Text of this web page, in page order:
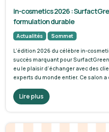
in-cosmetics 2026 :
formulation durable
Actualités Sommet
L’édition 2026 du célèbre in-
succès marquant pour
eu le plaisir d’échanger avec des
experts du monde entier. Ce salon
Lire plus